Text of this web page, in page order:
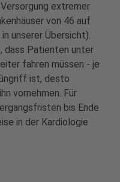
extremer
von 46 auf
unserer Übersicht).
dass Patienten unter
fahren müssen - je
ist, desto
vornehmen. Für
bis Ende
in der Kardiologie